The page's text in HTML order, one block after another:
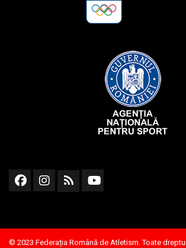
© 2023 Federația Română de Atletism. Toate